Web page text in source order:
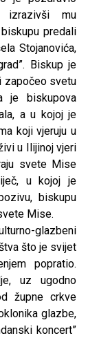
izrazivši mu
predali
Stojanovića,
Biskup je
započeo svetu
je biskupova
a u kojoj je
koji vjeruju u
u Ilijinoj vjeri
svete Mise
u kojoj je
biskupu
Mise.
glazbeni
što je svijet
popratio.
uz ugodno
župne crkve
glazbe,
koncert”